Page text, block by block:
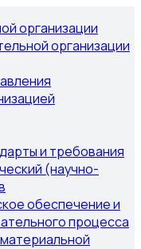
организации
организации
и требования
(научно-
обеспечение и
процесса